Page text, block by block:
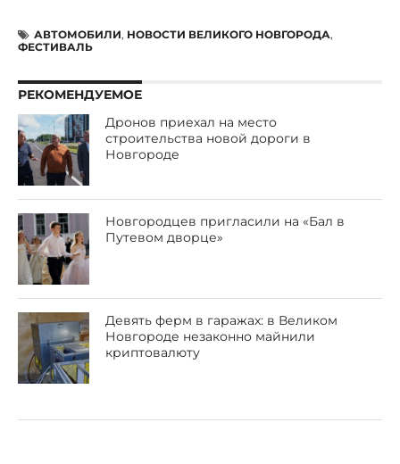
АВТОМОБИЛИ, НОВОСТИ ВЕЛИКОГО НОВГОРОДА,
ФЕСТИВАЛЬ
РЕКОМЕНДУЕМОЕ
Дронов приехал на место
строительства новой дороги в
Новгороде
Новгородцев пригласили на «Бал в
Путевом дворце»
Девять ферм в гаражах: в Великом
Новгороде незаконно майнили
криптовалюту